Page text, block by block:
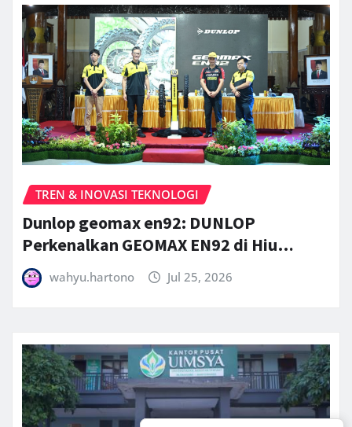
TREN & INOVASI TEKNOLOGI
Dunlop geomax en92: DUNLOP
Perkenalkan GEOMAX EN92 di Hiu…
wahyu.hartono Jul 25, 2026